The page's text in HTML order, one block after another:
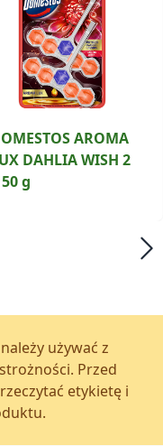
AROMA
DAHLIA WISH 2
g
używać z
Przed
etykietę i